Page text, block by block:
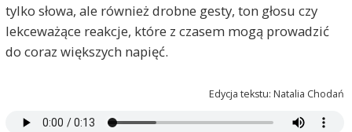
tylko słowa, ale również drobne gesty, ton głosu czy
lekceważące reakcje, które z czasem mogą prowadzić
do coraz większych napięć.
Edycja tekstu: Natalia Chodań